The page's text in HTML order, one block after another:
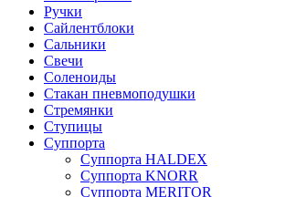
Ручки
Сайлентблоки
Сальники
Свечи
Соленоиды
Стакан пневмоподушки
Стремянки
Ступицы
Суппорта
Суппорта HALDEX
Суппорта KNORR
Суппорта MERITOR